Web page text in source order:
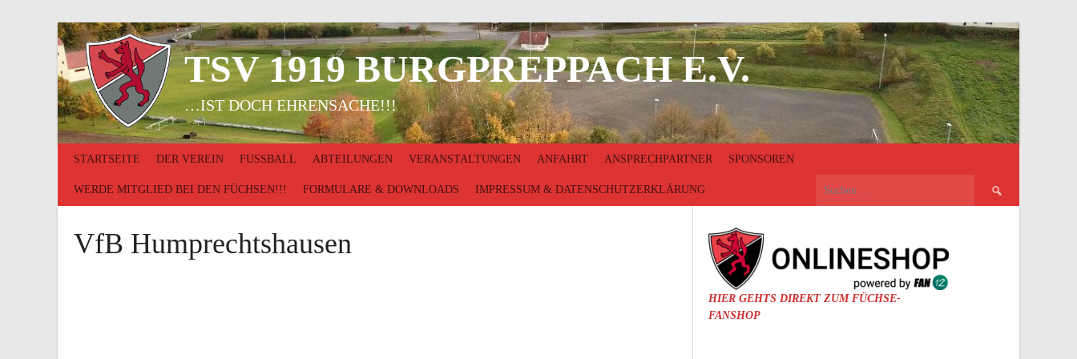
TSV 1919 BURGPREPPACH E.V.
…IST DOCH EHRENSACHE!!!
STARTSEITE DER VEREIN FUSSBALL ABTEILUNGEN VERANSTALTUNGEN ANFAHRT ANSPRECHPARTNER SPONSOREN
WERDE MITGLIED BEI DEN FÜCHSEN!!! FORMULARE & DOWNLOADS IMPRESSUM & DATENSCHUTZERKLÄRUNG
Suchen
VfB Humprechtshausen
HIER GEHTS DIREKT ZUM FÜCHSE-
FANSHOP